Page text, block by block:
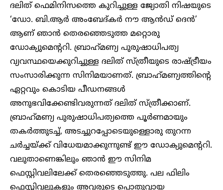
ദലിത് ഫെമിനിസത്തെ കുറിച്ചുള്ള ജ്യോതി നിഷയുടെ
‘ഡോ. ബി.ആർ അംബേദ്കർ നൗ ആൻഡ് ദെൻ’
ആണ് ഞാൻ തെരഞ്ഞെടുത്ത മറ്റൊരു
ഡോക്യുമെന്ററി. ബ്രാഹ്‌മണ്യ പുരുഷാധിപത്യ
വ്യവസ്ഥയെക്കുറിച്ചുള്ള ദലിത് സ്ത്രീയുടെ രാഷ്ട്രീയം
സംസാരിക്കുന്ന സിനിമയാണത്. ബ്രാഹ്‌മണ്യത്തിന്റെ
ഏറ്റവും കൊടിയ പീഡനങ്ങൾ
അനുഭവിക്കേണ്ടിവരുന്നത് ദലിത് സ്ത്രീക്കാണ്.
ബ്രാഹ്‌മണ്യ പുരുഷാധിപത്യത്തെ പൂർണമായും
തകർത്തുടച്ച്, അടച്ചുറപ്പോടെയുള്ളൊരു തുറന്ന
ചർച്ചയ്ക്ക് വിധേയമാക്കുന്നുണ്ട് ഈ ഡോക്യുമെന്ററി.
വലുതാണെങ്കിലും ഞാൻ ഈ സിനിമ
ഫെസ്റ്റിവലിലേക്ക് തെരഞ്ഞെടുത്തു. പല ഫിലിം
ഫെസ്റ്റിവലുകളും അവരുടെ പൊതുവായ